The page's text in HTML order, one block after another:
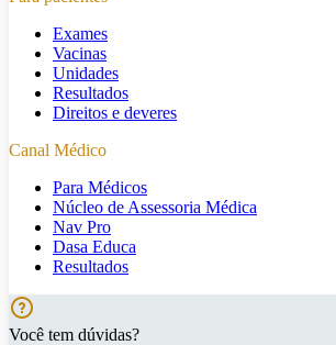
Exames
Vacinas
Unidades
Resultados
Direitos e deveres
Canal Médico
Para Médicos
Núcleo de Assessoria Médica
Nav Pro
Dasa Educa
Resultados
Você tem dúvidas?